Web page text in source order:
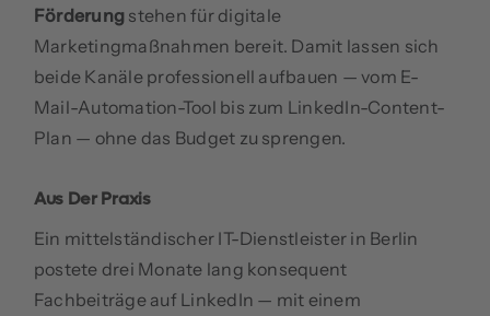
Förderung stehen für digitale
Marketingmaßnahmen bereit. Damit lassen sich
beide Kanäle professionell aufbauen — vom E-
Mail-Automation-Tool bis zum LinkedIn-Content-
Plan — ohne das Budget zu sprengen.
Aus Der Praxis
Ein mittelständischer IT-Dienstleister in Berlin
postete drei Monate lang konsequent
Fachbeiträge auf LinkedIn — mit einem